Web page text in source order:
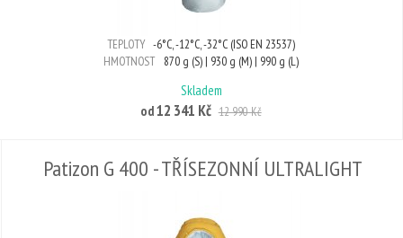
TEPLOTY -6°C, -12°C, -32°C (ISO EN 23537)
HMOTNOST
870 g (S) | 930 g (M) | 990 g (L)
Skladem
od12 341 Kč 12 990 Kč
Patizon G 400 - TŘÍSEZONNÍ ULTRALIGHT